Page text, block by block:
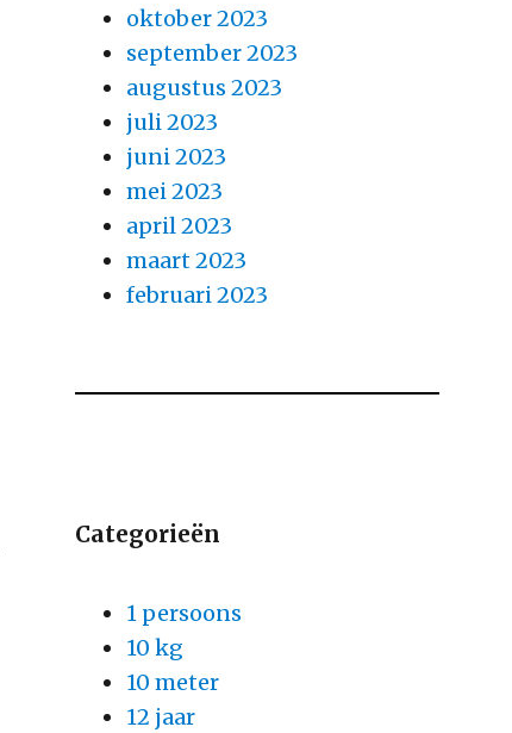
oktober 2023
september 2023
augustus 2023
juli 2023
juni 2023
mei 2023
april 2023
maart 2023
februari 2023
Categorieën
1 persoons
10 kg
10 meter
12 jaar